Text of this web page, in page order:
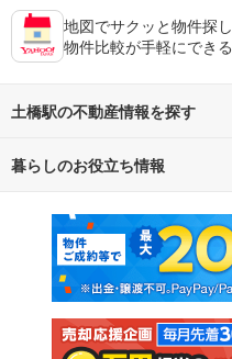
地図でサクッと物件探し
物件比較が手軽にできる
土橋駅の不動産情報を探す
不動産・住宅
新築マンション
新築一戸建て
注文住宅
暮らしのお役立ち情報
マンションカタログ